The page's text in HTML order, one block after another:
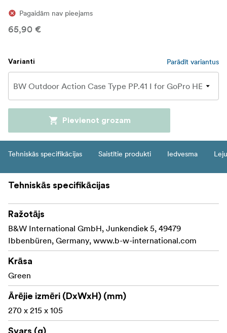
Pagaidām nav pieejams
65,90 €
Varianti Parādīt variantus
Pievienot grozam
Tehniskās specifikācijas Saistītie produkti Iedvesma
Tehniskās specifikācijas
Ražotājs
B&W International GmbH, Junkendiek 5, 49479
Ibbenbüren, Germany, www.b-w-international.com
Krāsa
Green
Ārējie izmēri (DxWxH) (mm)
270 x 215 x 105
Svars (g)